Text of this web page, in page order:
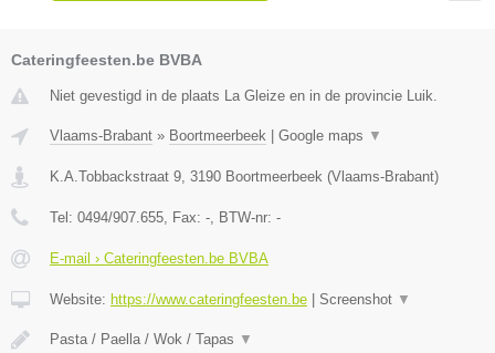
Cateringfeesten.be BVBA
Niet gevestigd in de plaats La Gleize en in de provincie Luik.
Vlaams-Brabant » Boortmeerbeek Google maps ▼
K.A.Tobbackstraat 9 3190 Boortmeerbeek (Vlaams-Brabant)
Tel: 0494/907.655 , Fax: - , BTW-nr: -
E-mail › Cateringfeesten.be BVBA
Website: https://www.cateringfeesten.be Screenshot ▼
Pasta / Paella / Wok / Tapas ▼